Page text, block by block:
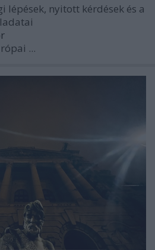
lépések, nyitott kérdések és a
...